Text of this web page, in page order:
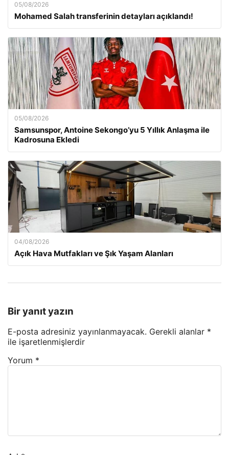
05/08/2026
Mohamed Salah transferinin detayları açıklandı!
05/08/2026
Samsunspor, Antoine Sekongo’yu 5 Yıllık Anlaşma ile
Kadrosuna Ekledi
04/08/2026
Açık Hava Mutfakları ve Şık Yaşam Alanları
Bir yanıt yazın
E-posta adresiniz yayınlanmayacak. Gerekli alanlar *
ile işaretlenmişlerdir
Yorum *